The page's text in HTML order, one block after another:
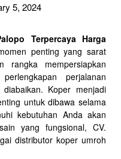
5, 2024
Terpercaya Harga
penting yang sarat
mempersiapkan
perjalanan
Koper menjadi
untuk dibawa selama
kebutuhan Anda akan
yang fungsional, CV.
distributor koper umroh